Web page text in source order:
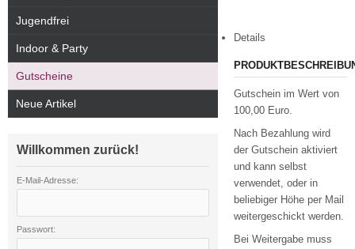
Details
Gutschein im Wert von
100,00 Euro.
Nach Bezahlung wird
der Gutschein aktiviert
und kann selbst
verwendet, oder in
beliebiger Höhe per Mail
weitergeschickt werden.
Bei Weitergabe muss
Jugendfrei
Indoor & Party
Gutscheine
Neue Artikel
Willkommen zurück!
E-Mail-Adresse:
Passwort: